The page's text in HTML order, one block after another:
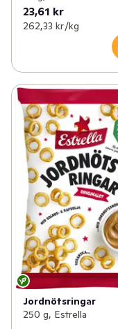
23,61 kr
262,33 kr /kg
Jordnötsringar
250 g, Estrella